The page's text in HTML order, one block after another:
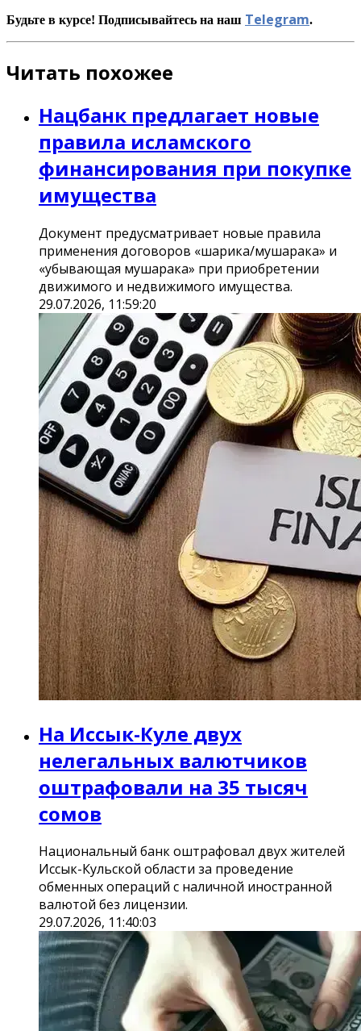
Будьте в курсе! Подписывайтесь на наш Telegram.
Читать похожее
Нацбанк предлагает новые
правила исламского
финансирования при покупке
имущества
Документ предусматривает новые правила
применения договоров «шарика/мушарака» и
«убывающая мушарака» при приобретении
движимого и недвижимого имущества.
29.07.2026, 11:59:20
На Иссык-Куле двух
нелегальных валютчиков
оштрафовали на 35 тысяч
сомов
Национальный банк оштрафовал двух жителей
Иссык-Кульской области за проведение
обменных операций с наличной иностранной
валютой без лицензии.
29.07.2026, 11:40:03